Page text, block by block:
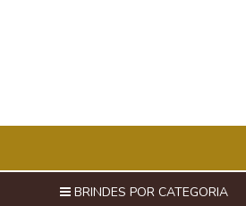
BRINDES POR CATEGORIA